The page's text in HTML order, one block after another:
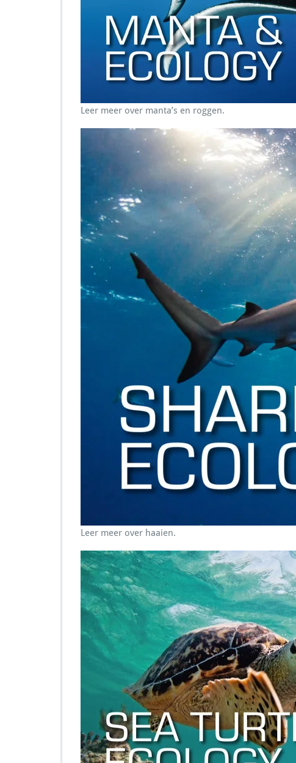
Leer meer over manta’s en roggen.
Leer meer over haaien.